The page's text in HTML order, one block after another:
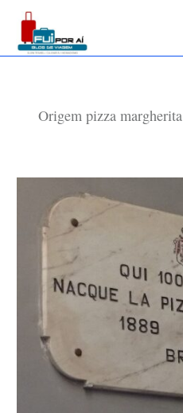
Origem pizza margherita